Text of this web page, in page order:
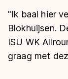
Langebaan
Shorttrack
Inlineskaten
Uitslagen
Langebaan
Shorttrack
Tijden &
"Ik baal hier
Blokhuijsen.
ISU WK
graag met